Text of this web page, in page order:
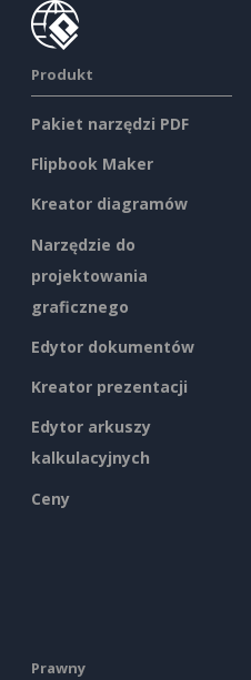
Produkt
Pakiet narzędzi PDF
Flipbook Maker
Kreator diagramów
Narzędzie do
projektowania
graficznego
Edytor dokumentów
Kreator prezentacji
Edytor arkuszy
kalkulacyjnych
Ceny
Prawny